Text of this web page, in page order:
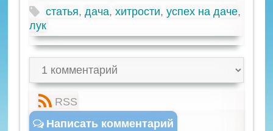
статья,дача,хитрости,успех на даче,
лук
RSS
Написать комментарий